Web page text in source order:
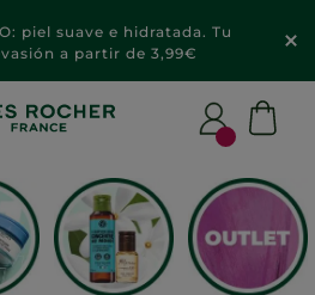
piel suave e hidratada. Tu
a partir de 3,99€